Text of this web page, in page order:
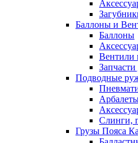
Баллоны и
Баллоны
Вентили
Подводные
Слинги,
Грузы Пояса